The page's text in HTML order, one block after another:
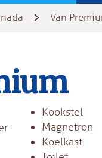
Van
Kookstel
Magnetron
Koelkast